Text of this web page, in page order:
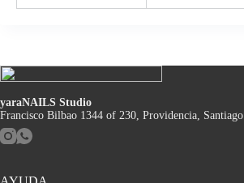
yaraNAILS Studio
Francisco Bilbao 1344 of 230, Providencia, Santiago